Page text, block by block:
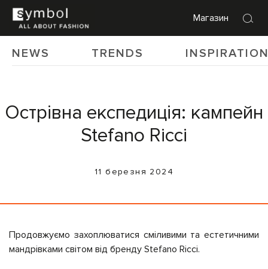
Магазин
NEWS TRENDS
Острівна експедиція: кампейн
Stefano Ricci
11 березня 2024
Продовжуємо захоплюватися сміливими та естетичними
мандрівками світом від бренду Stefano Ricci.